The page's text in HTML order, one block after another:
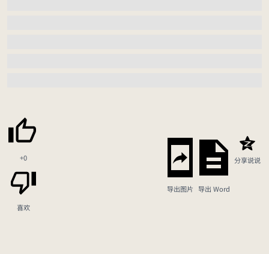
+0
喜欢
导出图片 导出 Word
分享说说